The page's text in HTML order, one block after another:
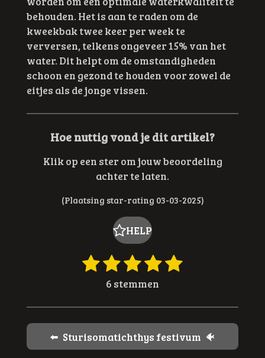
behouden. Het is aan te raden om de
kweekbak twee keer per week te
verversen, telkens ongeveer 15% van het
water. Dit helpt om de omstandigheden
schoon en gezond te houden voor zowel de
eitjes als de jonge vissen.
Hoe nuttig vond je dit artikel?
Klik op een ster om jouw beoordeling
achter te laten.
(Plaatsing star-rating 03-03-2025)
HELP
i
n
:
1
t
e
r
2
s
t
e
r
3
s
t
e
r
4
s
t
e
r
5
t
e
r
m
n
6 stemmen
⬅️ Sturisomatichthys festivum 🐠